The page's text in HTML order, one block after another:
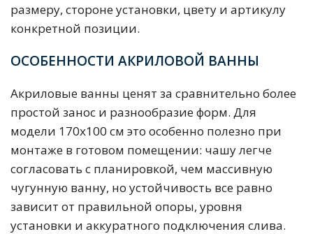
размеру, стороне установки, цвету и артикулу
конкретной позиции.
ОСОБЕННОСТИ АКРИЛОВОЙ ВАННЫ
Акриловые ванны ценят за сравнительно более
простой занос и разнообразие форм. Для
модели 170х100 см это особенно полезно при
монтаже в готовом помещении: чашу легче
согласовать с планировкой, чем массивную
чугунную ванну, но устойчивость все равно
зависит от правильной опоры, уровня
установки и аккуратного подключения слива.